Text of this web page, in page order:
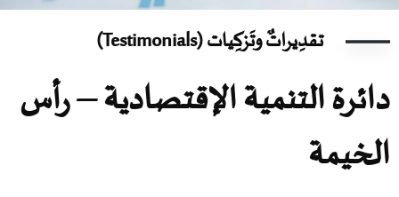
تقدِيراتٌ وتَزكِيات (Testimonials)
التنمية الإقتصادية – رأس